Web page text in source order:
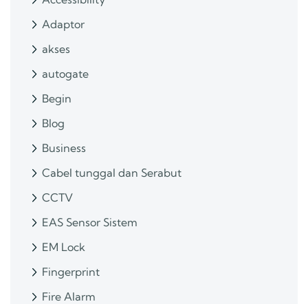
Adaptor
akses
autogate
Begin
Blog
Business
Cabel tunggal dan Serabut
CCTV
EAS Sensor Sistem
EM Lock
Fingerprint
Fire Alarm